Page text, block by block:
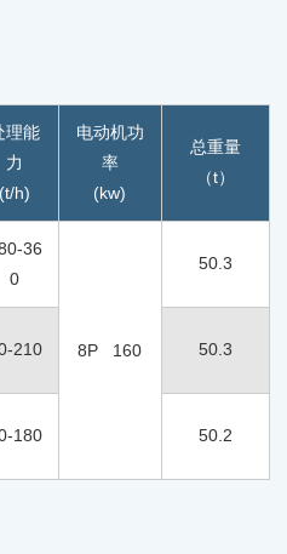
理能
力
(t/h)
电动机功
率
(kw)
总重量
（t）
36
0
8P 160
50.3
210 50.3
180 50.2